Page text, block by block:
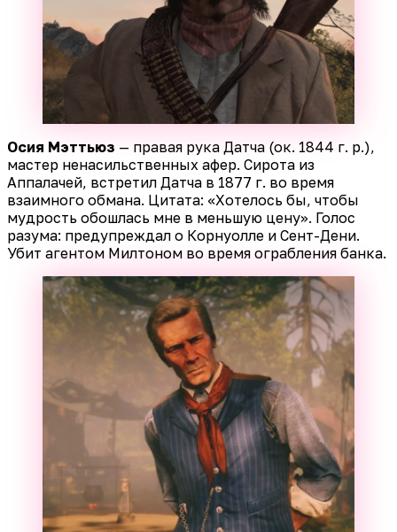
Осия Мэттьюз — правая рука Датча (ок. 1844 г. р.),
мастер ненасильственных афер. Сирота из
Аппалачей, встретил Датча в 1877 г. во время
взаимного обмана. Цитата: «Хотелось бы, чтобы
мудрость обошлась мне в меньшую цену». Голос
разума: предупреждал о Корнуолле и Сент-Дени.
Убит агентом Милтоном во время ограбления банка.